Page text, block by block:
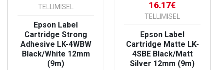
TELLIMISEL
Epson Label
Cartridge Strong
Adhesive LK-4WBW
Black/White 12mm
(9m)
16.17€
TELLIMISEL
Epson Label
Cartridge Matte LK-
4SBE Black/Matt
Silver 12mm (9m)